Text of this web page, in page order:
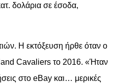
δολάρια σε έσοδα,
Η εκτόξευση ήρθε όταν ο
Cavaliers το 2016. «Ήταν
στο eBay και… μερικές